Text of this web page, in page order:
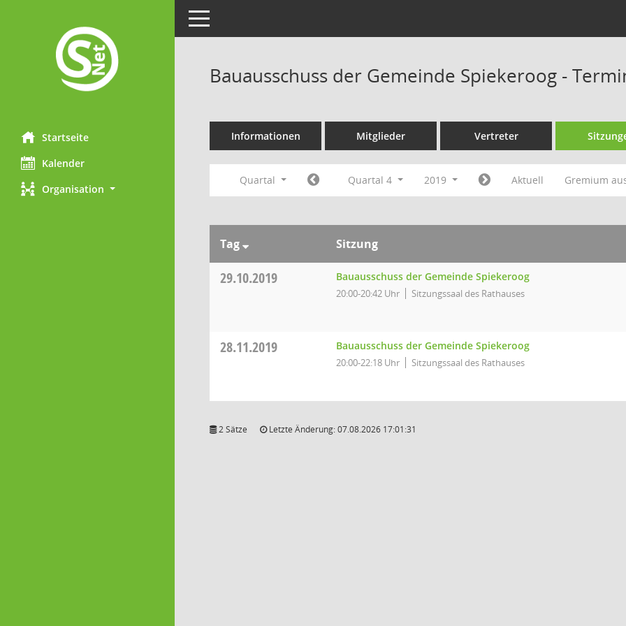
Startseite
Kalender
Organisation
Toggle navigation
Bauausschuss der Gemeinde Spiekeroog -
Informationen Mitglieder Vertreter
Quartal Quartal 4 2019 Aktuell Gremium
Tag Sitzung
29.10.2019 Bauausschuss der Gemeinde Spiekeroog
20:00-20:42 Uhr Sitzungssaal des Rathauses
28.11.2019 Bauausschuss der Gemeinde Spiekeroog
20:00-22:18 Uhr Sitzungssaal des Rathauses
2 Sätze Letzte Änderung: 07.08.2026 17:01:31